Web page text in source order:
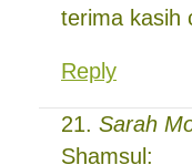
terima kasih
Reply
Sarah
Shamsul: